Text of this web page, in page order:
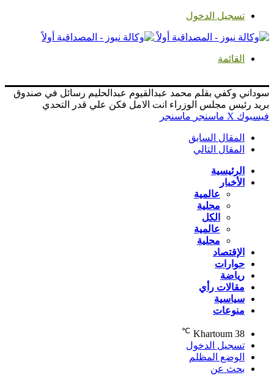
تسجيل الدخول
القائمة
سوداني وكفي بقلم محمد عبدالقيوم عبدالحليم رسائل في صندوق
بريد رئيس مجلس الوزراء انت الامل فكن علي قدر التحدي
فيسبوك ‫X ماسنجر ماسنجر
المقال السابق
المقال التالي
الرئيسية
الأخبار
عالمية
محلية
الكل
عالمية
محلية
الإقتصاد
حوارات
رياضة
مقالات رأي
سياسية
منوعات
Khartoum 38
℃
تسجيل الدخول
الوضع المظلم
بحث عن